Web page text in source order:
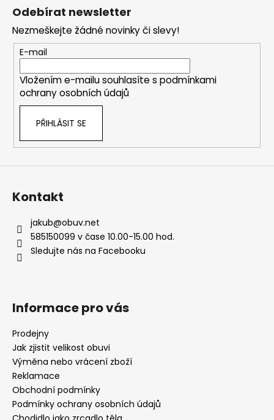
Odebírat newsletter
Nezmeškejte žádné novinky či slevy!
E-mail
Vložením e-mailu souhlasíte s podmínkami
ochrany osobních údajů
PŘIHLÁSIT SE
Kontakt
jakub@obuv.net
585150099 v čase 10.00-15.00 hod.
Sledujte nás na Facebooku
Informace pro vás
Prodejny
Jak zjistit velikost obuvi
Výměna nebo vrácení zboží
Reklamace
Obchodní podmínky
Podmínky ochrany osobních údajů